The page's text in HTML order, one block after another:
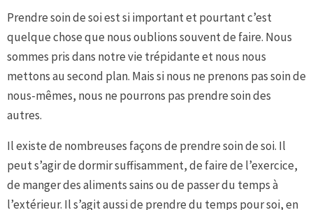
Prendre soin de soi est si important et pourtant c’est
quelque chose que nous oublions souvent de faire. Nous
sommes pris dans notre vie trépidante et nous nous
mettons au second plan. Mais si nous ne prenons pas soin de
nous-mêmes, nous ne pourrons pas prendre soin des
autres.
Il existe de nombreuses façons de prendre soin de soi. Il
peut s’agir de dormir suffisamment, de faire de l’exercice,
de manger des aliments sains ou de passer du temps à
l’extérieur. Il s’agit aussi de prendre du temps pour soi, en